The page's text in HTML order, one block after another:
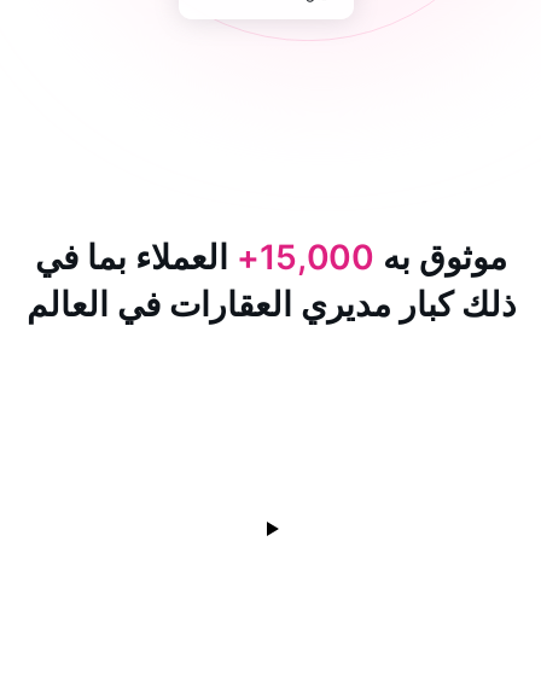
به15,000+ العملاء بما في
مديري العقارات في العالم